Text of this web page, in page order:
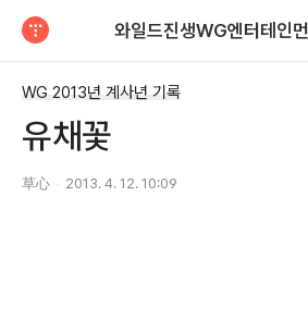
WG 2013년 계사년 기록
유채꽃
草心 2013. 4. 12. 10:09